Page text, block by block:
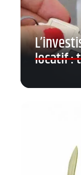
locatif :